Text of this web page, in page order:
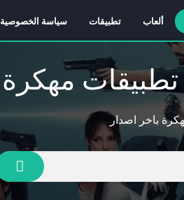
ألعاب تطبيقات سياسة الخصوصية
مهكرة
باخر اصدار